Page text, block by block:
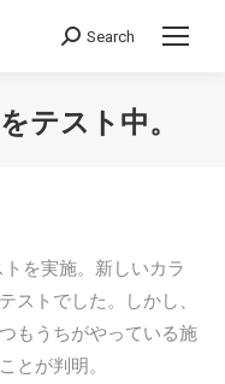
Search:
Search
テスト中。
を実施。新しいカラ
ストでした。しかし、
もうちがやっている施
とが判明。